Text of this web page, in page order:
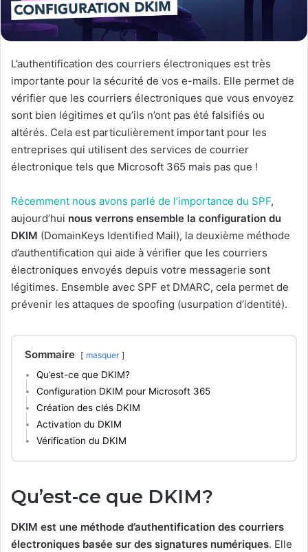
L’authentification des courriers électroniques est très
importante pour la sécurité de vos e-mails. Elle permet de
vérifier que les courriers électroniques que vous envoyez
sont bien légitimes et qu’ils n’ont pas été falsifiés ou
altérés. Cela est particulièrement important pour les
entreprises qui utilisent des services de courrier
électronique tels que Microsoft 365 mais pas que !
Récemment nous avons parlé de l’importance du SPF,
aujourd’hui nous verrons ensemble la configuration du
DKIM (DomainKeys Identified Mail), la deuxième méthode
d’authentification qui aide à vérifier que les courriers
électroniques envoyés depuis votre messagerie sont
légitimes. Ensemble avec SPF et DMARC, cela permet de
prévenir les attaques de spoofing (usurpation d’identité).
Sommaire masquer
Qu’est-ce que DKIM?
Configuration DKIM pour Microsoft 365
Création des clés DKIM
Activation du DKIM
Vérification du DKIM
Qu’est-ce que DKIM?
DKIM est une méthode d’authentification des courriers
électroniques basée sur des signatures numériques. Elle